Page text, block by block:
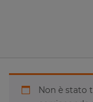
Non è stato